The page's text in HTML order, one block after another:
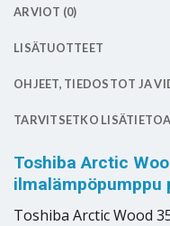
ARVIOT (0)
LISÄTUOTTEET
OHJEET, TIEDOSTOT JA
TARVITSETKO
Toshiba Arctic
ilmalämpöpumppu
Toshiba Arctic Wood